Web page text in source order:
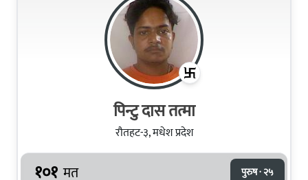
पिन्टु दास तत्मा
रौतहट-३, मधेश प्रदेश
१०१ मत पुरुष · २५